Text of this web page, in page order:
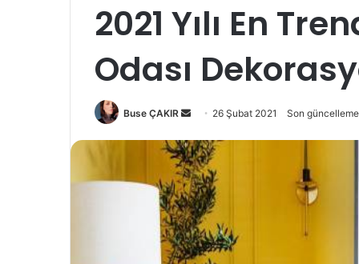
2021 Yılı En
Odası
Buse ÇAKIR
r
e
-
p
o
s
26 Şubat 2021 Son